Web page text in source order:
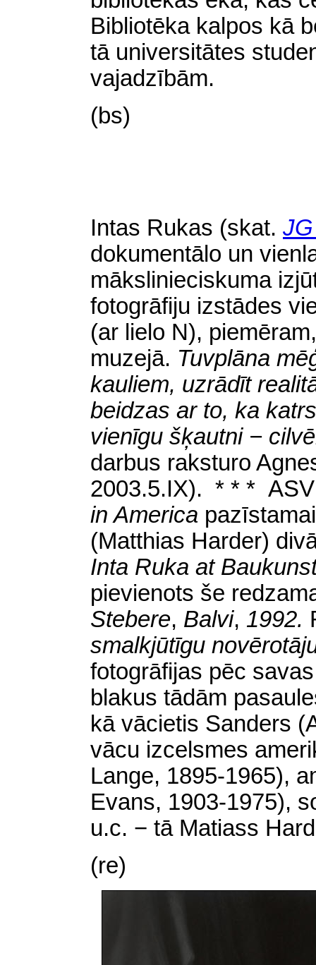
Bibliotēka kalpos kā
tā universitātes
vajadzībām.
(bs)
Intas Rukas (skat.
dokumentālo un
mākslinieciskuma
fotogrāfiju izstādes
(ar lielo N),
muzejā. Tuvplāna
kauliem, uzrādīt
beidzas ar to, ka
vienīgu šķautni −
darbus raksturo
2003.5.IX). * * *
in America
(Matthias Harder)
Inta Ruka at
pievienots še
Stebere, Balvi, 1992.
smalkjūtīgu
fotogrāfijas pēc
blakus tādām
kā vācietis Sanders
vācu izcelsmes
Lange, 1895-1965),
Evans, 1903-1975),
u.c. − tā Matiass
(re)